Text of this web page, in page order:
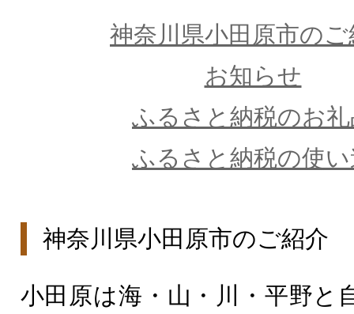
神奈川県小田原市の
お知らせ
ふるさと納税のお
ふるさと納税の使
神奈川県小田原市のご紹介
小田原は海・山・川・平野と